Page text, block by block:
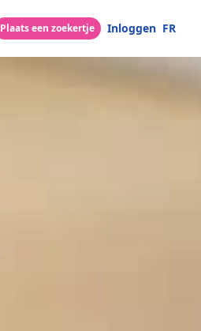
Plaats een zoekertje Inloggen FR